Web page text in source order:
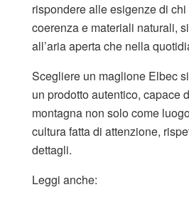
rispondere alle esigenze di
coerenza e materiali naturali,
all’aria aperta che nella
Scegliere un maglione Elbec
un prodotto autentico, capace
montagna non solo come
cultura fatta di attenzione,
dettagli.
Leggi anche: